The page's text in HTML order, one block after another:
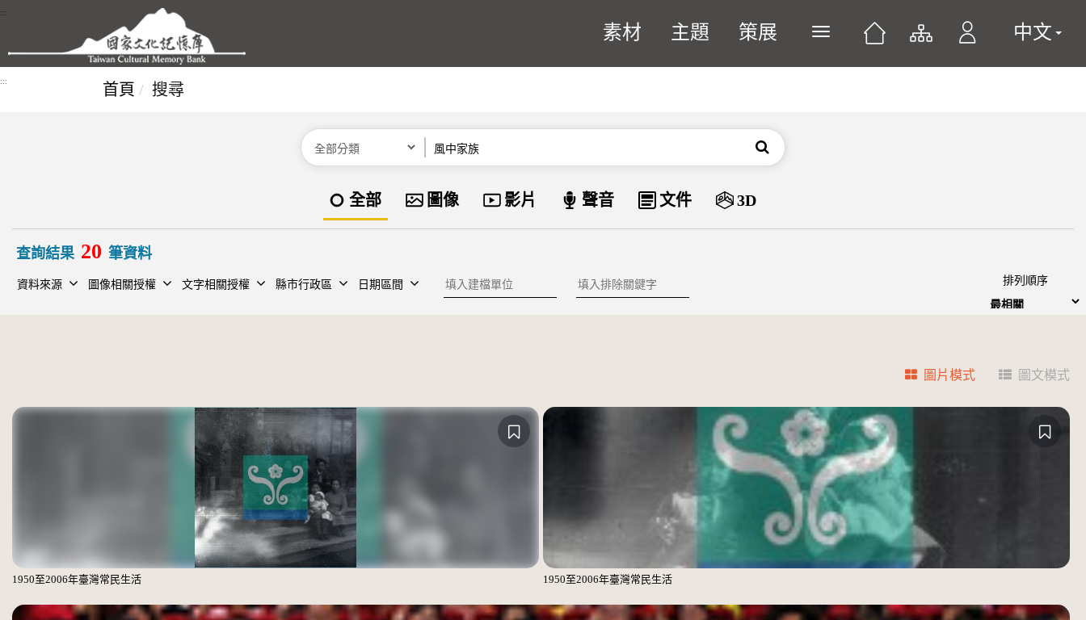
跳到主要內容區塊
:::
素材 主題 策展 展開或關閉主選單 中文
::: 首頁 搜尋
分類 搜尋
資料類型
全部 圖像 影片 聲音 文件 3D
查詢結果 20 筆資料
資料來源 圖像相關授權 文字相關授權 縣市行政區 日期區間 建檔單位 排除關鍵字 排列順序
圖片模式 圖文模式
1950至2006年臺灣常民生活 1950至2006年臺灣常民生活